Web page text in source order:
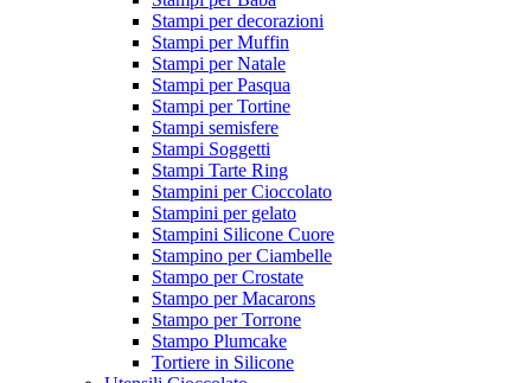
Stampi per decorazioni
Stampi per Muffin
Stampi per Natale
Stampi per Pasqua
Stampi per Tortine
Stampi semisfere
Stampi Soggetti
Stampi Tarte Ring
Stampini per Cioccolato
Stampini per gelato
Stampini Silicone Cuore
Stampino per Ciambelle
Stampo per Crostate
Stampo per Macarons
Stampo per Torrone
Stampo Plumcake
Tortiere in Silicone